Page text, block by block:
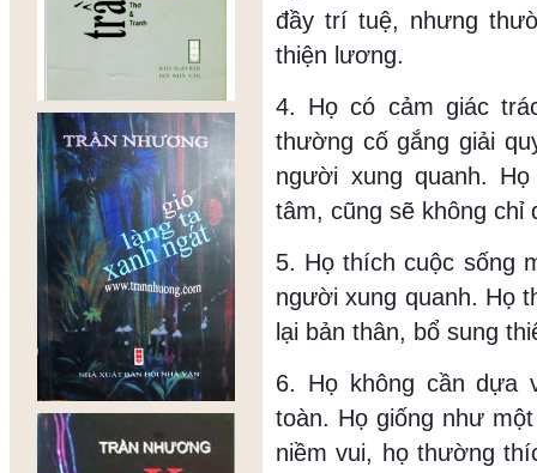
đầy trí tuệ, nhưng
thiện lương.
4. Họ có cảm giác
thường cố gắng giải
người xung quanh.
tâm, cũng sẽ không chỉ
5. Họ thích cuộc sống
người xung quanh. Họ
lại bản thân, bổ sung
6. Họ không cần dựa
toàn. Họ giống như
niềm vui, họ thường